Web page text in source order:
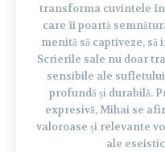
transforma cuvintele
care îi poartă
menită să captiveze,
Scrierile sale nu doar
sensibile ale
profundă și durabilă.
expresivă, Mihai se
valoroase și relevante
ale